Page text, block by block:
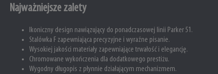
Najważniejsze zalety
Ikoniczny design nawiązujący do ponadczasowej linii Parker 51.
Stalówka F zapewniająca precyzyjne i wyraźne pisanie.
Wysokiej jakości materiały zapewniające trwałość i elegancję.
Chromowane wykończenia dla dodatkowego prestiżu.
Wygodny długopis z płynnie działającym mechanizmem.